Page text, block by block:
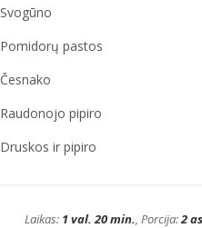
Svogūno
Pomidorų pastos
Česnako
Raudonojo pipiro
Druskos ir pipiro
Laikas: 1 val. 20 min., Porcija:2